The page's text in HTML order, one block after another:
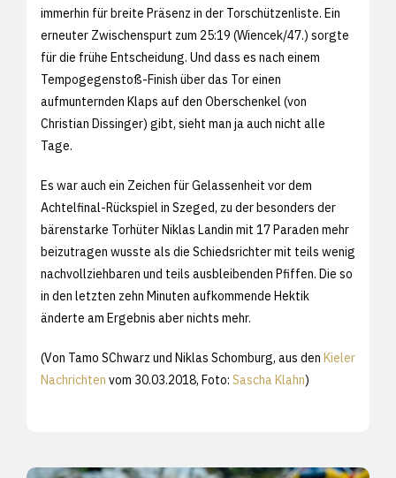
immerhin für breite Präsenz in der Torschützenliste. Ein
erneuter Zwischenspurt zum 25:19 (Wiencek/47.) sorgte
für die frühe Entscheidung. Und dass es nach einem
Tempogegenstoß-Finish über das Tor einen
aufmunternden Klaps auf den Oberschenkel (von
Christian Dissinger) gibt, sieht man ja auch nicht alle
Tage.
Es war auch ein Zeichen für Gelassenheit vor dem
Achtelfinal-Rückspiel in Szeged, zu der besonders der
bärenstarke Torhüter Niklas Landin mit 17 Paraden mehr
beizutragen wusste als die Schiedsrichter mit teils wenig
nachvollziehbaren und teils ausbleibenden Pfiffen. Die so
in den letzten zehn Minuten aufkommende Hektik
änderte am Ergebnis aber nichts mehr.
(Von Tamo SChwarz und Niklas Schomburg, aus den Kieler
Nachrichten vom 30.03.2018, Foto: Sascha Klahn)